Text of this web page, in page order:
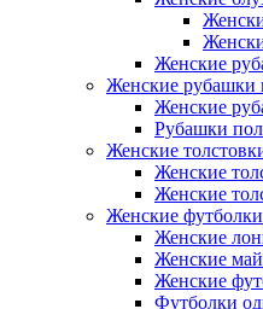
Женские
Женские рубашки
Женские
Рубашки
Женские
Женские
Женские
Женские футболки
Женские
Женские
Женские
Футболки